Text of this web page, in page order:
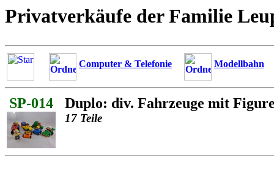
Privatverkäufe der Familie
Computer & Telefonie Modellbahn
SP-014 Duplo: div. Fahrzeuge mit
17 Teile